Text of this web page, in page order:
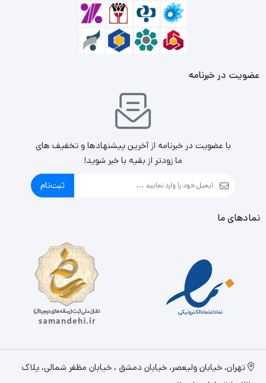
ابزارهای بسیار کاربری برای ذخیره‌سازی موقت و پردازش
اطلاعات رایانه هستند که با توجه به نوع ظرفیت، میزان فرکانس
و نوع ماژول به انواع مختلفی تقسیم می‌شوند. میزان تایمینگ
در این رم کامپیوتر 11-11-11-30 است. اگر قصد تهیه‌ی یک رم
کامپیوتر را دارید، این محصول شرکت کینگ مکس انتخاب
مناسبی برای شما خواهد بود.
عضویت در خبرنامه
با عضویت در خبرنامه از آخرین پیشنهادها و تخفیف های
ما زودتر از بقیه با خبر شوید!
ثبت‌نام
نمادهای ما
تهران، خيابان وليعصر، خیابان دمشق ، خیابان مظفر شمالی، پلاک